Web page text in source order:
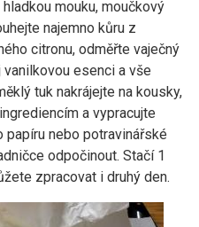
mouku, moučkový
najemno kůru z
citronu, odměřte vaječný
vanilkovou esenci a vše
tuk nakrájejte na kousky,
a vypracujte
papíru nebo potravinářské
odpočinout. Stačí 1
zpracovat i druhý den.